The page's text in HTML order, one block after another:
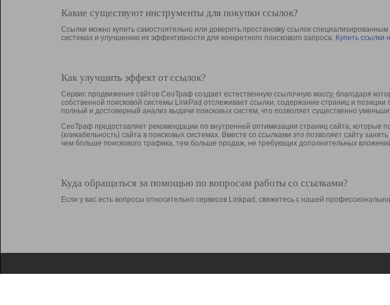
Какие существуют инструменты для покупки ссылок?
Ссылки можно купить самостоятельно или доверить простановку ссылок
системах и улучшению их эффективности для конкретного поискового запроса. Купить ссылки
Как улучшить эффект от ссылок?
Сервис продвижения сайтов СеоТраф создает естественную ссылочную массу, благодаря
собственной поисковой системы LinkPad отслеживает ссылки, содержание страниц и
полный и достоверный анализ выдачи поисковых систем, что позволяет существенно
СеоТраф предоставляет рекомендации по внутренней оптимизации страниц сайта, которые
(кликабельность) сайта в поисковых системах. Вместе со ссылками это позволяет сайту
чем больше поискового трафика, тем больше продаж, не требующих дополнительных
Куда обращаться за помощью по вопросам работы со ссылками?
Если у вас есть вопросы относительно сервисов Linkpad, свяжитесь с нашей